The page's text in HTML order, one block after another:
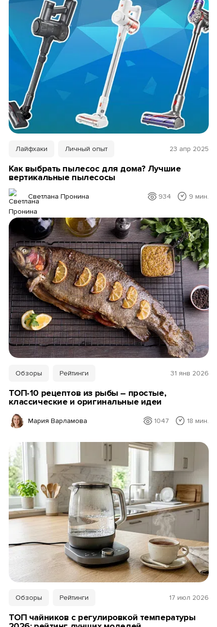
Лайфхаки Личный опыт 23 апр 2025
Как выбрать пылесос для дома? Лучшие
вертикальные пылесосы
Светлана Пронина 934 9 мин.
Обзоры Рейтинги 31 янв 2026
ТОП-10 рецептов из рыбы – простые,
классические и оригинальные идеи
Мария Варламова 1047 18 мин.
Обзоры Рейтинги 17 июл 2026
ТОП чайников с регулировкой температуры